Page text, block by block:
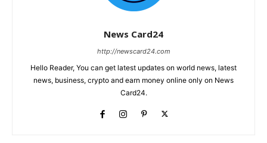
News Card24
http://newscard24.com
Hello Reader, You can get latest updates on world news, latest
news, business, crypto and earn money online only on News
Card24.